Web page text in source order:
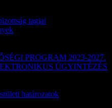
tagjai
PROGRAM 2023-2027.
ÜGYINTÉZÉS
határozatok